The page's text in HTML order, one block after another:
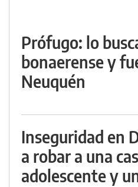
Prófugo: lo
bonaerense y
Neuquén
Inseguridad en
a robar a una
adolescente y